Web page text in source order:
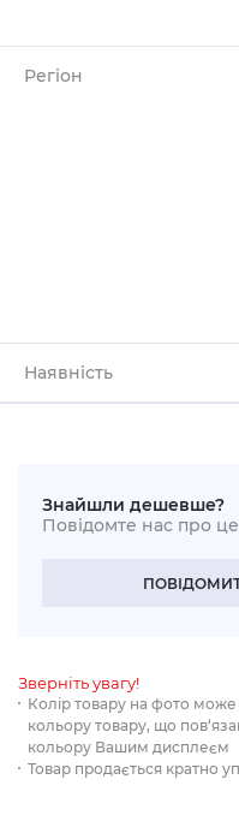
Регіон
Наявність
Знайшли дешевше?
Повідомте нас про
Зверніть увагу!
Колір товару на фото може
кольору товару, що
кольору Вашим дисплеєм
Товар продається кратно